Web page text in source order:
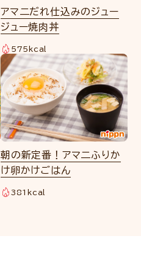
アマ二だれ仕込みのジュー
ジュー焼肉丼
575kcal
朝の新定番！アマ二ふりか
け卵かけごはん
381kcal